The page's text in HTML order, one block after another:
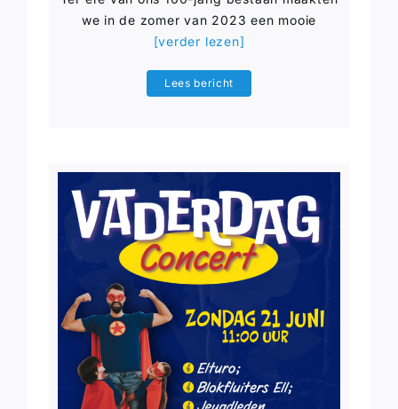
we in de zomer van 2023 een mooie
[verder lezen]
Lees bericht